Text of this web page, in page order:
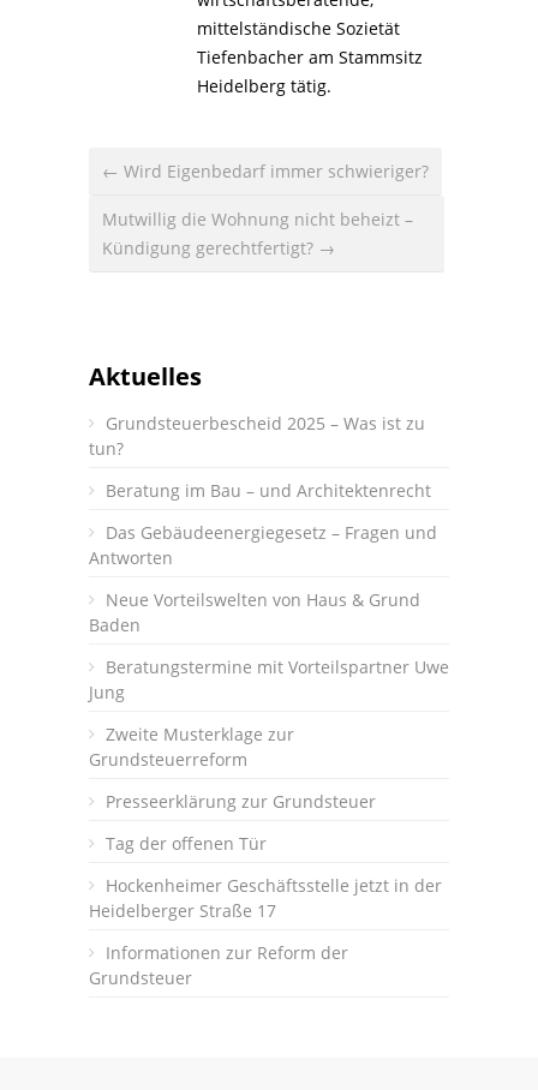
mittelständische Sozietät
Tiefenbacher am Stammsitz
Heidelberg tätig.
← Wird Eigenbedarf immer schwieriger?
Mutwillig die Wohnung nicht beheizt –
Kündigung gerechtfertigt? →
Aktuelles
Grundsteuerbescheid 2025 – Was ist zu
tun?
Beratung im Bau – und Architektenrecht
Das Gebäudeenergiegesetz – Fragen und
Antworten
Neue Vorteilswelten von Haus & Grund
Baden
Beratungstermine mit Vorteilspartner Uwe
Jung
Zweite Musterklage zur
Grundsteuerreform
Presseerklärung zur Grundsteuer
Tag der offenen Tür
Hockenheimer Geschäftsstelle jetzt in der
Heidelberger Straße 17
Informationen zur Reform der
Grundsteuer